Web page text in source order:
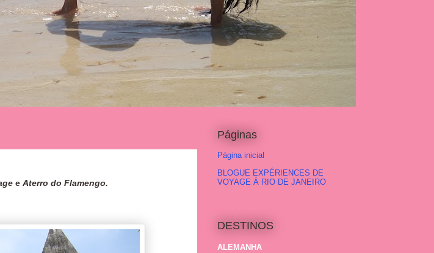
e Aterro do Flamengo.
Páginas
Página inicial
BLOGUE EXPÉRIENCES DE
VOYAGE À RIO DE JANEIRO
DESTINOS
ALEMANHA